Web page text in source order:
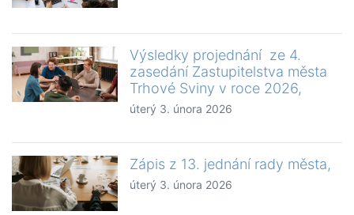
Výsledky projednání ze 4.
zasedání Zastupitelstva města
Trhové Sviny v roce 2026,
úterý 3. února 2026
Zápis z 13. jednání rady města,
úterý 3. února 2026